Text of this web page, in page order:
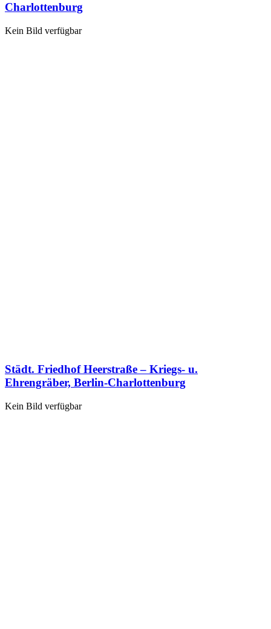
Charlottenburg
Kein Bild verfügbar
Städt. Friedhof Heerstraße – Kriegs- u.
Ehrengräber, Berlin-Charlottenburg
Kein Bild verfügbar